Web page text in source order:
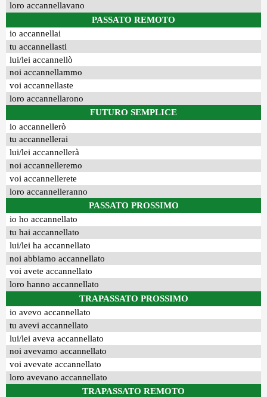
loro accannellavano
PASSATO REMOTO
io accannellai
tu accannellasti
lui/lei accannellò
noi accannellammo
voi accannellaste
loro accannellarono
FUTURO SEMPLICE
io accannellerò
tu accannellerai
lui/lei accannellerà
noi accannelleremo
voi accannellerete
loro accannelleranno
PASSATO PROSSIMO
io ho accannellato
tu hai accannellato
lui/lei ha accannellato
noi abbiamo accannellato
voi avete accannellato
loro hanno accannellato
TRAPASSATO PROSSIMO
io avevo accannellato
tu avevi accannellato
lui/lei aveva accannellato
noi avevamo accannellato
voi avevate accannellato
loro avevano accannellato
TRAPASSATO REMOTO